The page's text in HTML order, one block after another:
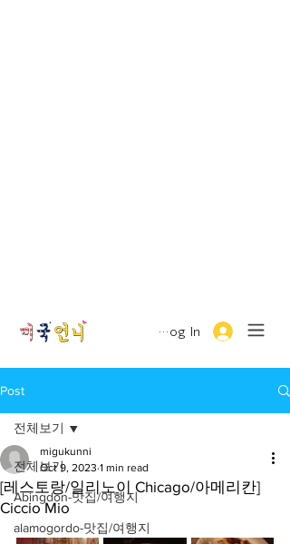
Log In
Post
전체보기
Abingdon-맛집/여행지
alamogordo-맛집/여행지
전체보기
[레스토랑/일리노이 Chicago/아메리칸]
Ciccio Mio
migukunni
Oct 9, 2023 1 min read